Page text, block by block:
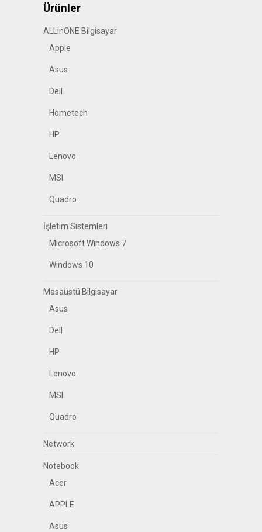
Ürünler
ALLinONE Bilgisayar
Apple
Asus
Dell
Hometech
HP
Lenovo
MSI
Quadro
İşletim Sistemleri
Microsoft Windows 7
Windows 10
Masaüstü Bilgisayar
Asus
Dell
HP
Lenovo
MSI
Quadro
Network
Notebook
Acer
APPLE
Asus